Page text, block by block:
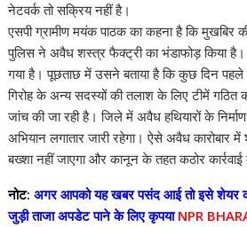
नेटवर्क तो सक्रिय नहीं है।
एसपी ग्रामीण मयंक पाठक का कहना है कि मुखबिर
पुलिस ने अवैध शस्त्र फैक्ट्री का भंडाफोड़ किया है।
गया है। पूछताछ में उसने बताया है कि कुछ दिन पहले
गिरोह के अन्य सदस्यों की तलाश के लिए टीमें
जांच की जा रही है। जिले में अवैध हथियारों के
अभियान लगातार जारी रहेगा। ऐसे अवैध कारोबार में
बख्शा नहीं जाएगा और कानून के तहत कठोर कार्रवाई
नोट: अगर आपको यह खबर पसंद आई तो इसे शेयर
जुड़ी ताजा अपडेट पाने के लिए कृपयाNPR